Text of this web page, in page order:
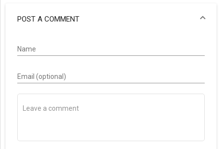
POST A COMMENT
Name
Email (optional)